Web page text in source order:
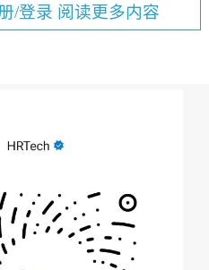
/登录 阅读更多内容